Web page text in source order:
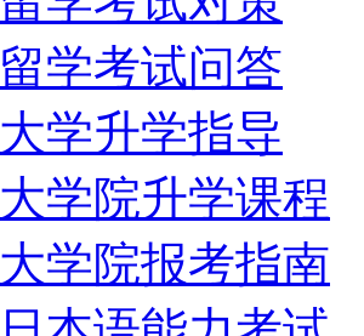
留学考试问答
大学升学指导
大学院升学课程
大学院报考指南